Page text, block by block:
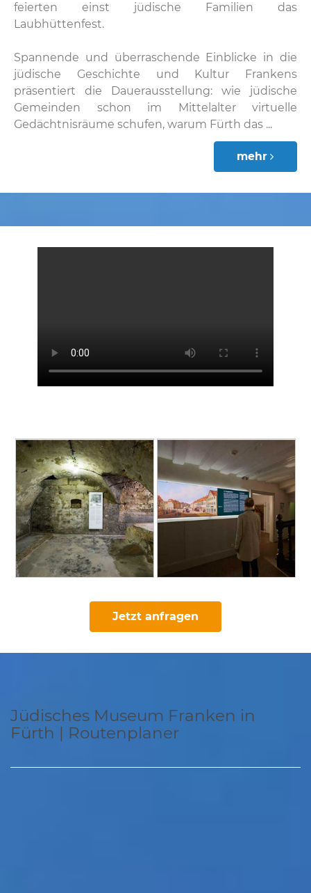
feierten einst jüdische Familien das
Laubhüttenfest.
Spannende und überraschende Einblicke in die
jüdische Geschichte und Kultur Frankens
präsentiert die Dauerausstellung: wie jüdische
Gemeinden schon im Mittelalter virtuelle
Gedächtnisräume schufen, warum Fürth das ...
mehr
Jetzt anfragen
Jüdisches Museum Franken in
Fürth | Routenplaner